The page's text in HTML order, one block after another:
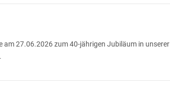
27.06.2026 zum 40-jährigen Jubiläum in